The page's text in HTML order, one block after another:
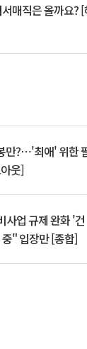
매직은 올까요? [
만?⋯'최애' 위한
웃]
사업 규제 완화 '건
" 입장만 [종합]